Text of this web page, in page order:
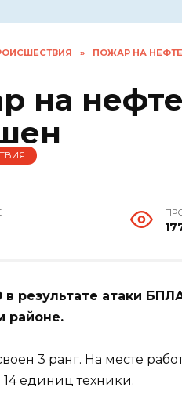
» ПОЖАР НА
на
результате атаки
районе.
3 ранг. На месте
единиц техники.